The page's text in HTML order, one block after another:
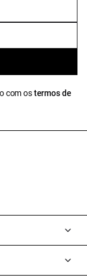
com ostermos de